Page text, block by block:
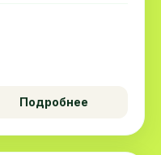
Подробнее